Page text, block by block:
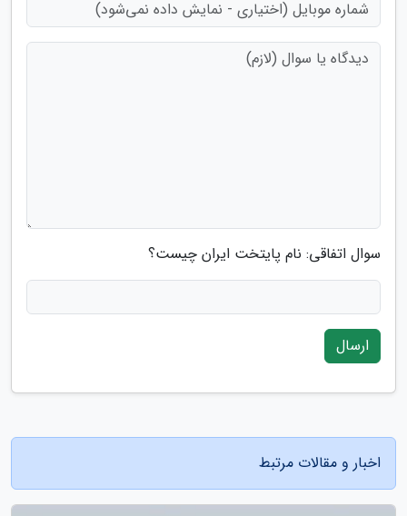
سوال اتفاقی: نام پایتخت ایران چیست؟
ارسال
اخبار و مقالات مرتبط